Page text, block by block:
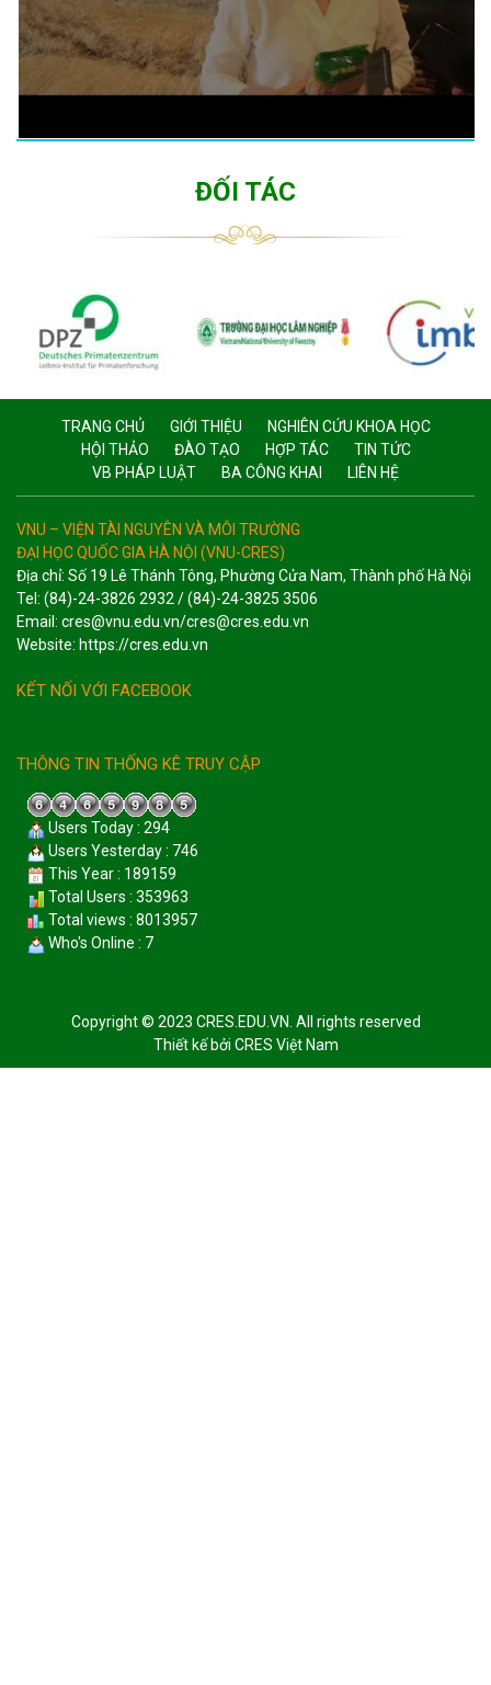
ĐỐI TÁC
TRANG CHỦ GIỚI THIỆU
NGHIÊN CỨU KHOA HỌC
HỘI THẢO
ĐÀO TẠO HỢP TÁC
TIN TỨC
VB PHÁP LUẬT
BA CÔNG KHAI LIÊN HỆ
VNU – VIỆN TÀI NGUYÊN VÀ MÔI TRƯỜNG
ĐẠI HỌC QUỐC GIA HÀ NỘI (VNU-CRES)
Địa chỉ: Số 19 Lê Thánh Tông, Phường Cửa Nam, Thành phố Hà Nội
Tel: (84)-24-3826 2932 / (84)-24-3825 3506
Email: cres@vnu.edu.vn/cres@cres.edu.vn
Website: https://cres.edu.vn
KẾT NỐI VỚI FACEBOOK
THÔNG TIN THỐNG KÊ TRUY CẬP
Users Today : 294
Users Yesterday : 746
This Year : 189159
Total Users : 353963
Total views : 8013957
Who's Online : 7
Copyright © 2023 CRES.EDU.VN. All rights reserved
Thiết kế bởi CRES Việt Nam